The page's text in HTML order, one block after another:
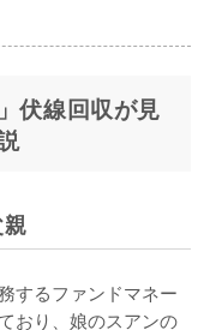
伏線回収が見
するファンドマネー
おり、娘のスアンの